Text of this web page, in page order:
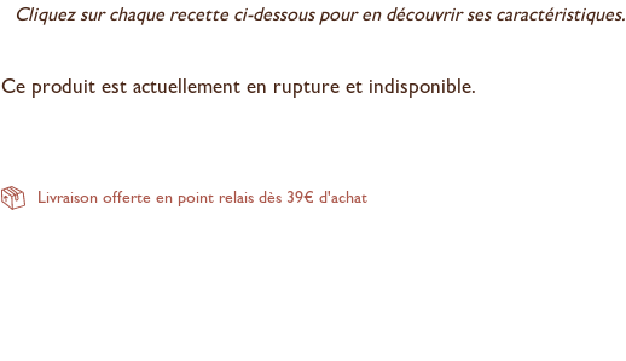
Cliquez sur chaque recette ci-dessous pour en découvrir ses caractéristiques.
Ce produit est actuellement en rupture et indisponible.
Livraison offerte en point relais dès 39€ d'achat